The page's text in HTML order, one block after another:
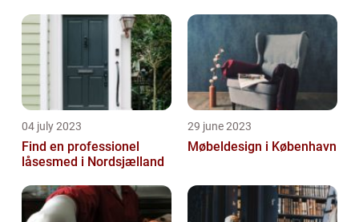
04 july 2023
Find en professionel
låsesmed i Nordsjælland
29 june 2023
Møbeldesign i København